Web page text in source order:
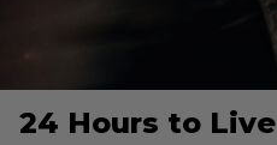
24 Hours to Live